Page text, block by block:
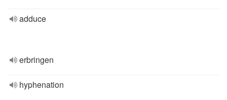
adduce
erbringen
hyphenation